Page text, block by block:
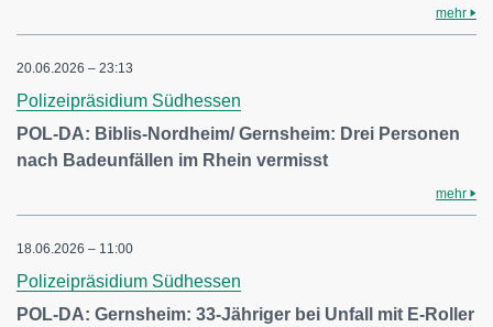
mehr
20.06.2026 – 23:13
Polizeipräsidium Südhessen
POL-DA: Biblis-Nordheim/ Gernsheim: Drei Personen
nach Badeunfällen im Rhein vermisst
mehr
18.06.2026 – 11:00
Polizeipräsidium Südhessen
POL-DA: Gernsheim: 33-Jähriger bei Unfall mit E-Roller